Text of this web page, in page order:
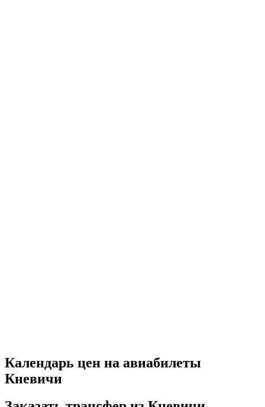
Календарь цен на авиабилеты
Кневичи